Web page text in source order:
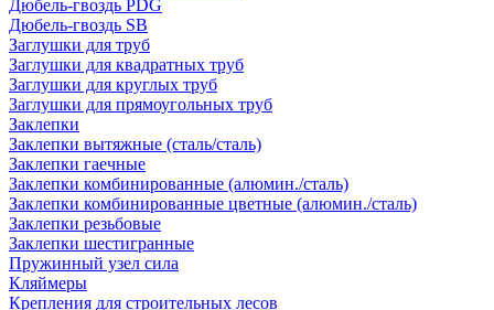
Дюбель-гвоздь PDG
Дюбель-гвоздь SB
Заглушки для труб
Заглушки для квадратных труб
Заглушки для круглых труб
Заглушки для прямоугольных труб
Заклепки
Заклепки вытяжные (сталь/сталь)
Заклепки гаечные
Заклепки комбинированные (алюмин./сталь)
Заклепки комбинированные цветные (алюмин./сталь)
Заклепки резьбовые
Заклепки шестигранные
Пружинный узел сила
Кляймеры
Крепления для строительных лесов